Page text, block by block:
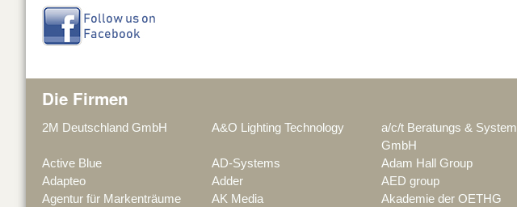
Die Firmen
2M Deutschland GmbH A&O Lighting Technology
a/c/t Beratungs & System
GmbH
Active Blue
AD-Systems Adam Hall Group
Adapteo
Adder AED group
Agentur für Markenträume
AK Media Akademie der OETHG